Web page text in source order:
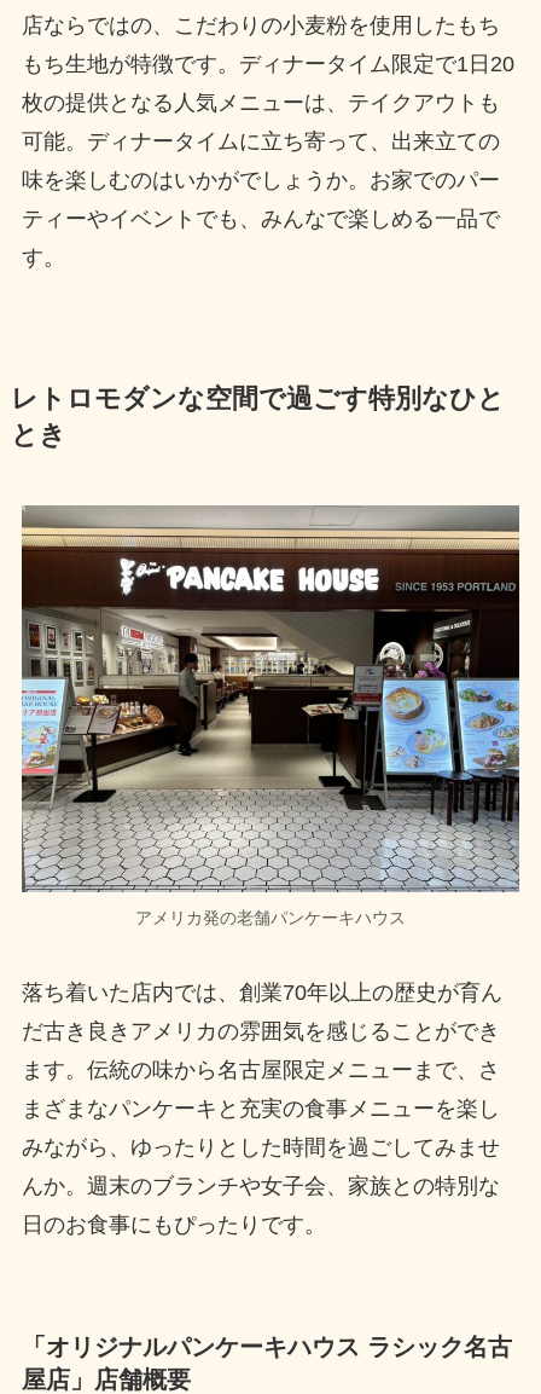
店ならではの、こだわりの小麦粉を使用したもち
もち生地が特徴です。ディナータイム限定で1日20
枚の提供となる人気メニューは、テイクアウトも
可能。ディナータイムに立ち寄って、出来立ての
味を楽しむのはいかがでしょうか。お家でのパー
ティーやイベントでも、みんなで楽しめる一品で
す。
レトロモダンな空間で過ごす特別なひと
とき
アメリカ発の老舗パンケーキハウス
落ち着いた店内では、創業70年以上の歴史が育ん
だ古き良きアメリカの雰囲気を感じることができ
ます。伝統の味から名古屋限定メニューまで、さ
まざまなパンケーキと充実の食事メニューを楽し
みながら、ゆったりとした時間を過ごしてみませ
んか。週末のブランチや女子会、家族との特別な
日のお食事にもぴったりです。
「オリジナルパンケーキハウス ラシック名古
屋店」店舗概要